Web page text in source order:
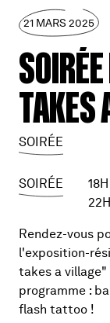
21 MARS 2025
TAKES
SOIRÉE
SOIRÉE 18H
22H
Rendez-vous
l'exposition-
takes a village"
programme :
flash tattoo !